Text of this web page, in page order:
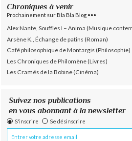
Chroniques à venir
Prochainement sur Bla Bla Blog •••
Alex Nante, Souffles I – Anima (Musique
Arsène K., Échange de patins (Roman)
Café philosophique de Montargis (Philosophie)
Les Chroniques de Philomène (Livres)
Les Cramés de la Bobine (Cinéma)
Suivez nos publications
en vous abonnant à la newsletter
S'inscrire Se désinscrire